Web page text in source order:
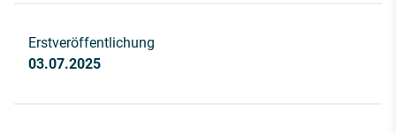
Erstveröffentlichung
03.07.2025